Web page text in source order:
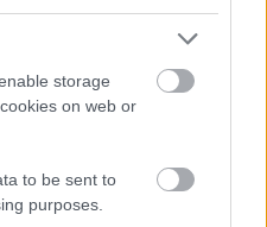
storage
on web or
to be sent to
purposes.
felmérés